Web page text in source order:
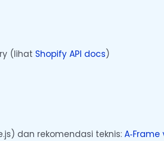
(lihat Shopify API docs)
dan rekomendasi teknis: A‑Frame